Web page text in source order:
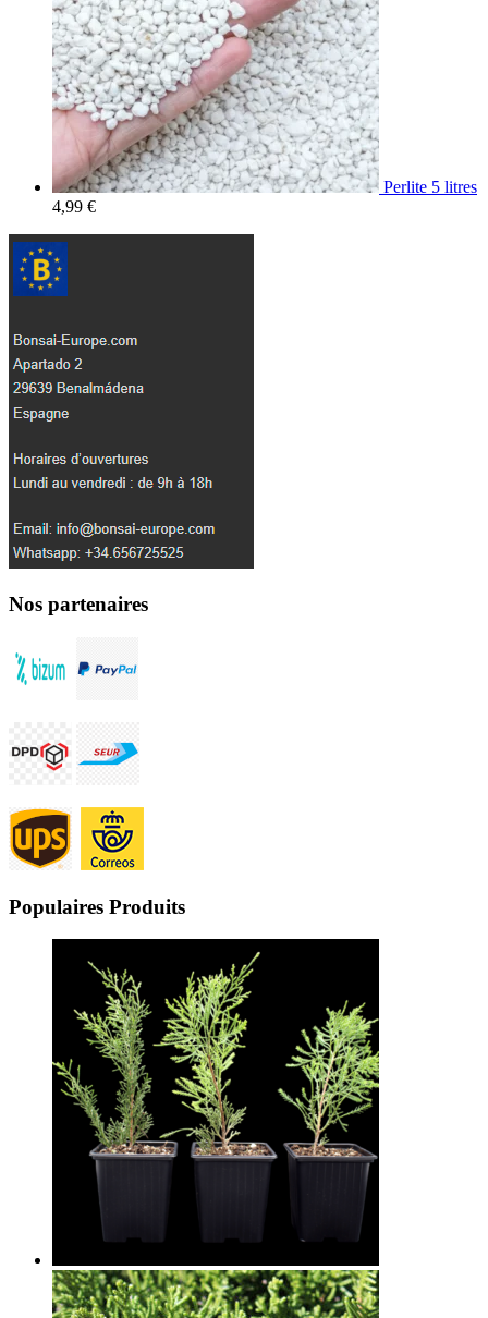
Perlite 5 litres
4,99 €
Nos partenaires
Populaires Produits